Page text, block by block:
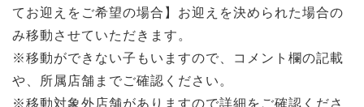
てお迎えをご希望の場合】お迎えを決められた場合の
み移動させていただきます。
※移動ができない子もいますので、コメント欄の記載
や、所属店舗までご確認ください。
※移動対象外店舗がありますので詳細をご確認くださ